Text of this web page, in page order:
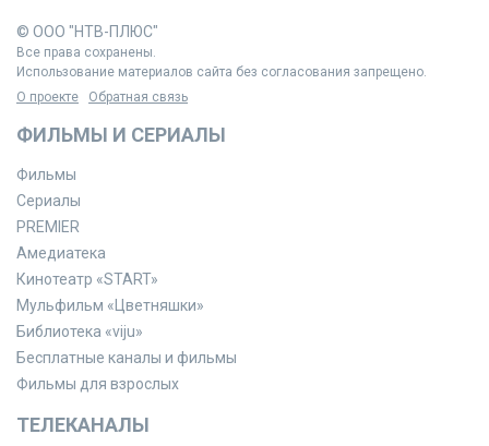
© ООО "НТВ-ПЛЮС"
Все права сохранены.
Использование материалов сайта без согласования запрещено.
О проекте
Обратная связь
ФИЛЬМЫ И СЕРИАЛЫ
Фильмы
Сериалы
PREMIER
Амедиатека
Кинотеатр «START»
Мульфильм «Цветняшки»
Библиотека «viju»
Бесплатные каналы и фильмы
Фильмы для взрослых
ТЕЛЕКАНАЛЫ